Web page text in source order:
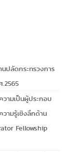
ปลัดกระทรวงการ
ามเป็นผู้ประกอบ
ามรู้เชิงลึกด้าน
Fellowship